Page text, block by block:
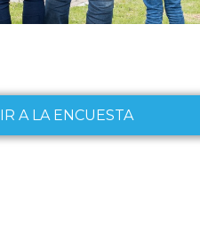
IR A LA ENCUESTA